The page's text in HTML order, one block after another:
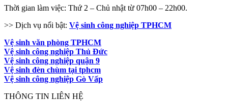
Thời gian làm việc: Thứ 2 – Chủ nhật từ 07h00 – 22h00.
>> Dịch vụ nổi bật: Vệ sinh công nghiệp TPHCM
Vệ sinh văn phòng TPHCM
Vệ sinh công nghiệp Thủ Đức
Vệ sinh công nghiệp quận 9
Vệ sinh đèn chùm tại tphcm
Vệ sinh công nghiệp Gò Vấp
THÔNG TIN LIÊN HỆ